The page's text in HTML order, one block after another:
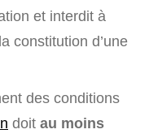
et interdit à
constitution d’une
des conditions
doit au moins